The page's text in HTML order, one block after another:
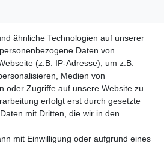
und suchen einen Vertriebspartner in
Herstelleranfrage Vertrieb
ähnliche Technologien auf unserer
Daten von
(z.B. IP-Adresse), um z.B.
Medien von
oder Zugriffe auf unsere Website zu
erfolgt erst durch gesetzte
mit Dritten, die wir in den
mit Einwilligung oder aufgrund eines